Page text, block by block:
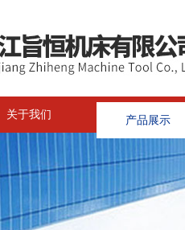
关于我们 产品展示